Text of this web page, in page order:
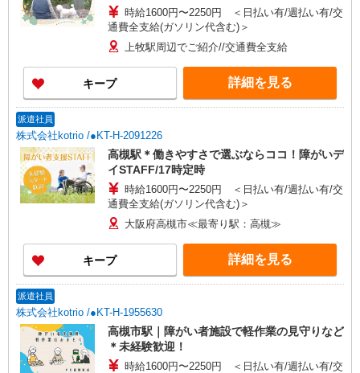
時給1600円〜2250円 ＜日払い有/週払い有/交
通費全支給(ガソリン代含む)＞
上牧駅周辺でご紹介//交通費全支給
キープ 詳細を見る
派遣社員
株式会社kotrio /●KT-H-2091226
高槻駅＊働きやすさで選ぶならココ！障がいデ
イSTAFF/17時定時
時給1600円〜2250円 ＜日払い有/週払い有/交
通費全支給(ガソリン代含む)＞
大阪府高槻市≪最寄り駅：高槻≫
キープ 詳細を見る
派遣社員
株式会社kotrio /●KT-H-1955630
高槻市駅｜障がい者施設で軽作業の見守りなど
＊未経験歓迎！
時給1600円〜2250円 ＜日払い有/週払い有/交